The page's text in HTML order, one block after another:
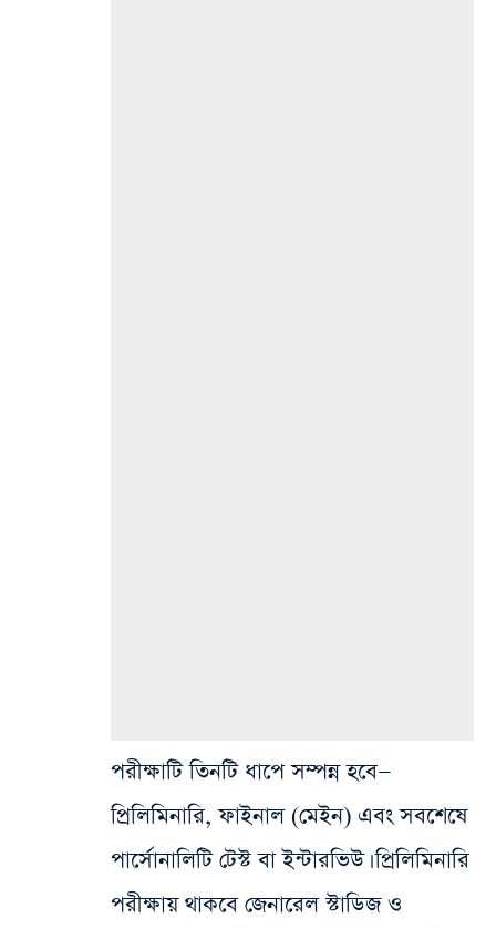
পরীক্ষাটি তিনটি ধাপে সম্পন্ন হবে—
প্রিলিমিনারি, ফাইনাল (মেইন) এবং সবশেষে
পার্সোনালিটি টেস্ট বা ইন্টারভিউ। প্রিলিমিনারি
পরীক্ষায় থাকবে জেনারেল স্টাডিজ ও